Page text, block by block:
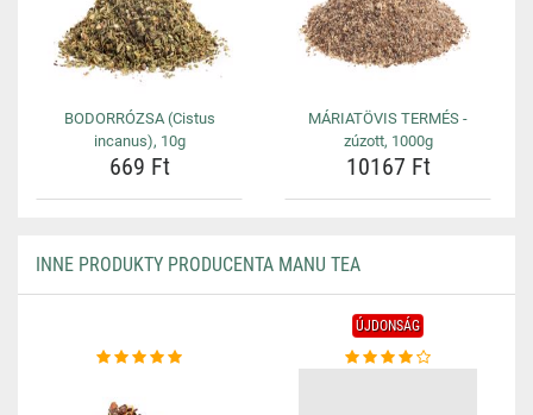
BODORRÓZSA (Cistus
incanus), 10g
669 Ft
MÁRIATÖVIS TERMÉS -
zúzott, 1000g
10167 Ft
INNE PRODUKTY PRODUCENTA MANU TEA
ÚJDONSÁG